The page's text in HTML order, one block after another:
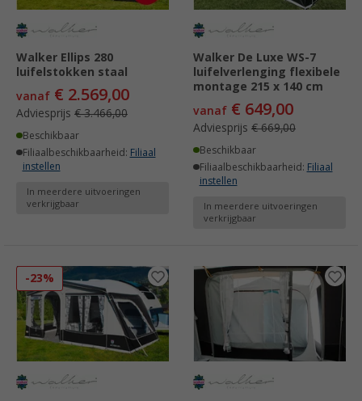
Walker Ellips 280
luifelstokken staal
vanaf € 2.569,00
Adviesprijs € 3.466,00
Beschikbaar
Filiaalbeschikbaarheid: Filiaal
instellen
In meerdere uitvoeringen
verkrijgbaar
Walker De Luxe WS-7
luifelverlenging flexibele
montage 215 x 140 cm
vanaf € 649,00
Adviesprijs € 669,00
Beschikbaar
Filiaalbeschikbaarheid: Filiaal
instellen
In meerdere uitvoeringen
verkrijgbaar
-23%